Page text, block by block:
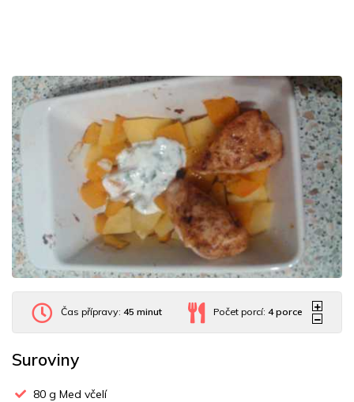
Čas přípravy:45 minut Počet porcí:4 porce
Suroviny
80 g Med včelí